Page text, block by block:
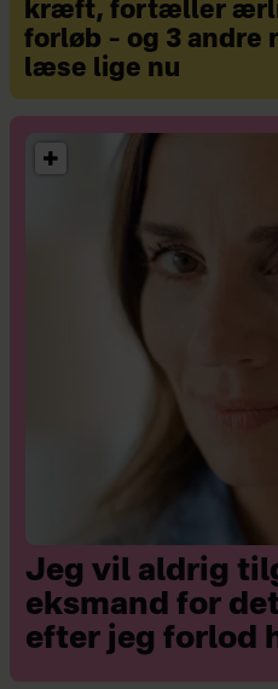
kræft, fortæller
forløb – og 3 andre
læse lige nu
Jeg vil aldrig
eksmand for
efter jeg forlod